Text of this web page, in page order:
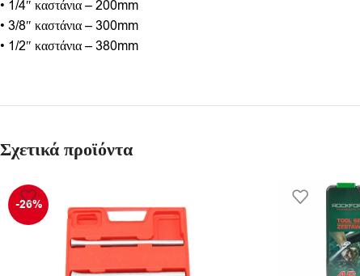
• 1/4″ καστάνια – 200mm
• 3/8″ καστάνια – 300mm
• 1/2″ καστάνια – 380mm
Σχετικά προϊόντα
-26%